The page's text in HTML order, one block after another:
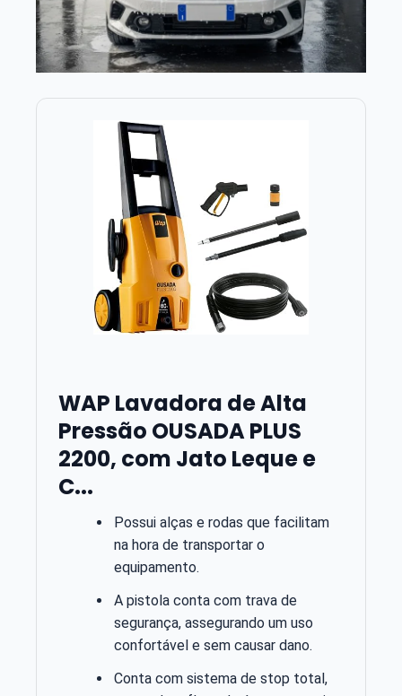
WAP Lavadora de Alta
Pressão OUSADA PLUS
2200, com Jato Leque e
C...
Possui alças e rodas que facilitam
na hora de transportar o
equipamento.
A pistola conta com trava de
segurança, assegurando um uso
confortável e sem causar dano.
Conta com sistema de stop total,